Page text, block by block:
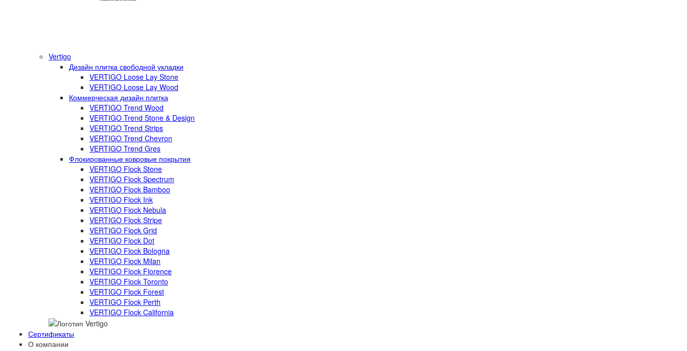
Vertigo
Дизайн плитка свободной укладки
VERTIGO Loose Lay Stone
VERTIGO Loose Lay Wood
Коммерческая дизайн плитка
VERTIGO Trend Wood
VERTIGO Trend Stone & Design
VERTIGO Trend Strips
VERTIGO Trend Chevron
VERTIGO Trend Gres
Флокированные ковровые покрытия
VERTIGO Flock Stone
VERTIGO Flock Spectrum
VERTIGO Flock Bamboo
VERTIGO Flock Ink
VERTIGO Flock Nebula
VERTIGO Flock Stripe
VERTIGO Flock Grid
VERTIGO Flock Dot
VERTIGO Flock Bologna
VERTIGO Flock Milan
VERTIGO Flock Florence
VERTIGO Flock Toronto
VERTIGO Flock Forest
VERTIGO Flock Perth
VERTIGO Flock California
Сертификаты
О компании